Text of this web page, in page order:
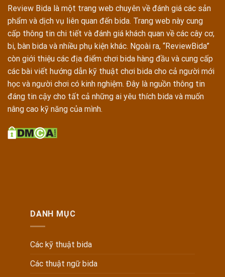
Review Bida là một trang web chuyên về đánh giá các sản
phẩm và dịch vụ liên quan đến bida. Trang web này cung
cấp thông tin chi tiết và đánh giá khách quan về các cây cơ,
bi, bàn bida và nhiều phụ kiện khác. Ngoài ra, “ReviewBida”
còn giới thiệu các địa điểm chơi bida hàng đầu và cung cấp
các bài viết hướng dẫn kỹ thuật chơi bida cho cả người mới
học và người chơi có kinh nghiệm. Đây là nguồn thông tin
đáng tin cậy cho tất cả những ai yêu thích bida và muốn
nâng cao kỹ năng của mình.
DANH MỤC
Các kỹ thuật bida
Các thuật ngữ bida